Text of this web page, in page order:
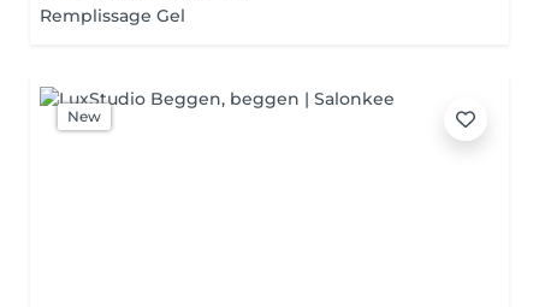
Remplissage Gel
New